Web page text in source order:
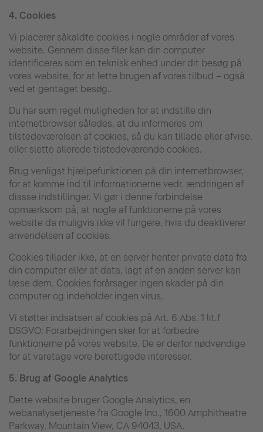
4. Cookies
Vi placerer såkaldte cookies i nogle områder af vores
website. Gennem disse filer kan din computer
identificeres som en teknisk enhed under dit besøg på
vores website, for at lette brugen af vores tilbud – også
ved et gentaget besøg..
Du har som regel muligheden for at indstille din
internetbrowser således, at du informeres om
tilstedeværelsen af cookies, så du kan tillade eller afvise,
eller slette allerede tilstedeværende cookies.
Brug venligst hjælpefunktionen på din internetbrowser,
for at komme ind til informationerne vedr. ændringen af
dissse indstillinger. Vi gør i denne forbindelse
opmærksom på, at nogle af funktionerne på vores
website da muligvis ikke vil fungere, hvis du deaktiverer
anvendelsen af cookies.
Cookies tillader ikke, at en server henter private data fra
din computer eller at data, lagt af en anden server kan
læse dem. Cookies forårsager ingen skader på din
computer og indeholder ingen virus.
Vi støtter indsatsen af cookies på Art. 6 Abs. 1 lit.f
DSGVO: Forarbejdningen sker for at forbedre
funktionerne på vores website. De er derfor nødvendige
for at varetage vore berettigede interesser.
5. Brug af Google Analytics
Dette website bruger Google Analytics, en
webanalysetjeneste fra Google Inc., 1600 Amphitheatre
Parkway, Mountain View, CA 94043, USA.